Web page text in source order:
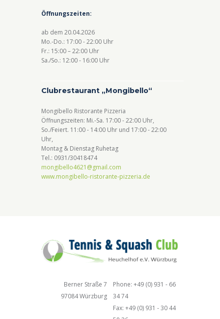
Öffnungszeiten:
ab dem 20.04.2026
Mo.-Do.: 17:00 - 22:00 Uhr
Fr.: 15:00 – 22:00 Uhr
Sa./So.: 12:00 - 16:00 Uhr
Clubrestaurant „Mongibello“
Mongibello Ristorante Pizzeria
Öffnungszeiten: Mi.-Sa. 17:00 - 22:00 Uhr,
So./Feiert. 11:00 - 14:00 Uhr und 17:00 - 22:00
Uhr,
Montag & Dienstag Ruhetag
Tel.: 0931/30418474
mongibello4621@gmail.com
www.mongibello-ristorante-pizzeria.de
Phone: +49 (0) 931 - 66
34 74
Fax: +49 (0) 931 - 30 44
Berner Straße 7
97084 Würzburg